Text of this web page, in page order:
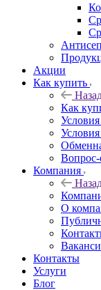
Акции
Как купить
Как
Вопрос-
Компания
О
Контакты
Услуги
Блог